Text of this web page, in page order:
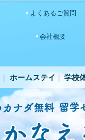
よくあるご質問
会社概要
ホームステイ 学校